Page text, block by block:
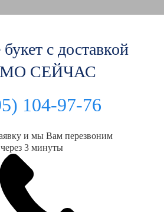
с доставкой
СЕЙЧАС
104-97-76
и мы Вам перезвоним
через 3 минуты